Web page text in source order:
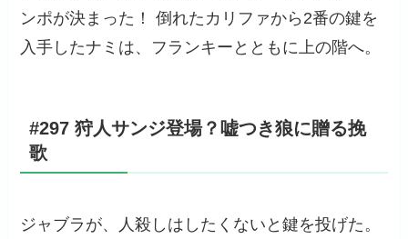
ンポが決まった！ 倒れたカリファから2番の鍵を
入手したナミは、フランキーとともに上の階へ。
#297 狩人サンジ登場？嘘つき狼に贈る挽
歌
ジャブラが、人殺しはしたくないと鍵を投げた。